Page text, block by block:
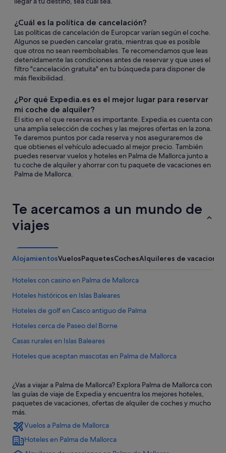
¿Cuál es la política de cancelación?
Las políticas de cancelación de Europcar varían según el coche.
Algunos se pueden cancelar gratis, mientras que es posible
que otros no sean reembolsables. Te recomendamos que leas
detenidamente las condiciones antes de reservar y que uses el
filtro "cancelación gratuita" en tu búsqueda para disponer de
más flexibilidad.
¿Por qué Expedia.es es el mejor lugar para reservar
mi coche de alquiler?
El sitio en el que reservas es importante. Expedia.es cuenta con
una amplia selección de coches y las mejores ofertas en la zona.
Te daremos puntos por cada reserva y nos aseguraremos de
que obtienes el vehículo adecuado al mejor precio. También
puedes reservar vuelos y hoteles en Palma de Mallorca junto a
tu coche de alquiler y ahorrar con tu paquete de vacaciones en
Palma de Mallorca.
Te acercamos a un mundo de
viajes
AlojamientosVuelosPaquetesCochesAlquileres de vacaciones
Hoteles con casino en Palma de Mallorca
Hoteles históricos en Islas Baleares
Hoteles de golf en Casco antiguo de Palma
Hoteles cerca de Paseo del Borne
Casas rurales en Islas Baleares
Hoteles que aceptan mascotas en Palma de Mallorca
Hoteles en la playa en Palma de Mallorca
Melia hoteles en Palma de Mallorca
Globalia hoteles en Palma de Mallorca
Hoteles con todo incluido en Palma de Mallorca
Summa hoteles en Palma de Mallorca
¿Vas a viajar a Palma de Mallorca? Explora Palma de Mallorca con
las guías de viaje de Expedia y encuentra los mejores hoteles,
paquetes de vacaciones, ofertas de alquiler de coches y mucho
más.
Vuelos a Palma de Mallorca
Hoteles en Palma de Mallorca